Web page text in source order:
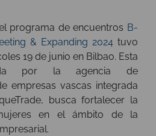
programa de encuentros B-
& Expanding 2024 tuvo
19 de junio en Bilbao. Esta
por la agencia de
empresas vascas integrada
busca fortalecer la
en el ámbito de la